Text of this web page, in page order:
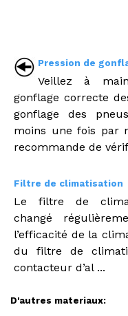
Pression de
Veillez à
gonflage correcte
gonflage des
moins une fois par
recommande de
Filtre de climatisation
Le filtre de
changé
l’efficacité de la
du filtre de
contacteur d’al ...
D'autres materiaux: